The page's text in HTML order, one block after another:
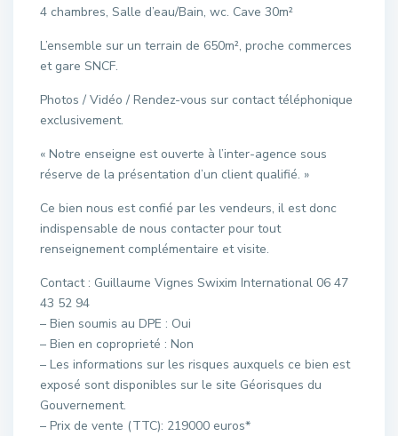
4 chambres, Salle d’eau/Bain, wc. Cave 30m²
L’ensemble sur un terrain de 650m², proche commerces
et gare SNCF.
Photos / Vidéo / Rendez-vous sur contact téléphonique
exclusivement.
« Notre enseigne est ouverte à l’inter-agence sous
réserve de la présentation d’un client qualifié. »
Ce bien nous est confié par les vendeurs, il est donc
indispensable de nous contacter pour tout
renseignement complémentaire et visite.
Contact : Guillaume Vignes Swixim International 06 47
43 52 94
– Bien soumis au DPE : Oui
– Bien en coproprieté : Non
– Les informations sur les risques auxquels ce bien est
exposé sont disponibles sur le site Géorisques du
Gouvernement.
– Prix de vente (TTC): 219000 euros*